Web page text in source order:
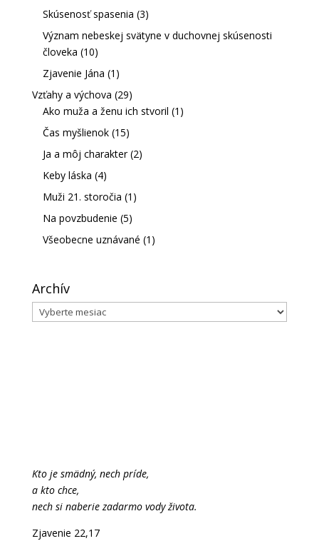
Skúsenosť spasenia (3)
Význam nebeskej svätyne v duchovnej skúsenosti
človeka (10)
Zjavenie Jána (1)
Vzťahy a výchova (29)
Ako muža a ženu ich stvoril (1)
Čas myšlienok(15)
Ja a môj charakter(2)
Keby láska (4)
Muži 21. storočia (1)
Na povzbudenie (5)
Všeobecne uznávané (1)
Archív
Archív
Kto je smädný, nech príde,
a kto chce,
nech si naberie zadarmo vody života.
Zjavenie 22,17